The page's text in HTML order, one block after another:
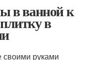
в ванной к
в
своими руками